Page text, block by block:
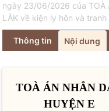
ngày 23/06/2026 của TOÀ
LẮK về kiện ly hôn và
Thông tin Nội dung
TOÀ ÁN NHÂN
HUYỆN E